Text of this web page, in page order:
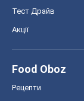
Тест Драйв
Акції
Food Oboz
Рецепти